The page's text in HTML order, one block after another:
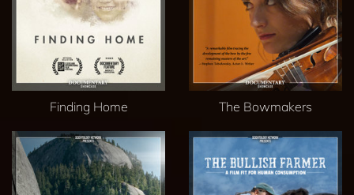
Finding Home The Bowmakers